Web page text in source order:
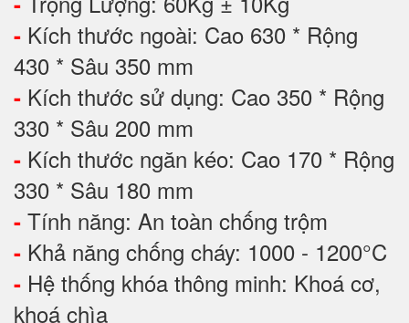
- Kích thước ngoài: Cao 630 * Rộng
430 * Sâu 350 mm
- Kích thước sử dụng: Cao 350 * Rộng
330 * Sâu 200 mm
- Kích thước ngăn kéo: Cao 170 * Rộng
330 * Sâu 180 mm
- Tính năng: An toàn chống trộm
- Khả năng chống cháy: 1000 - 1200°C
- Hệ thống khóa thông minh: Khoá cơ,
khoá chìa